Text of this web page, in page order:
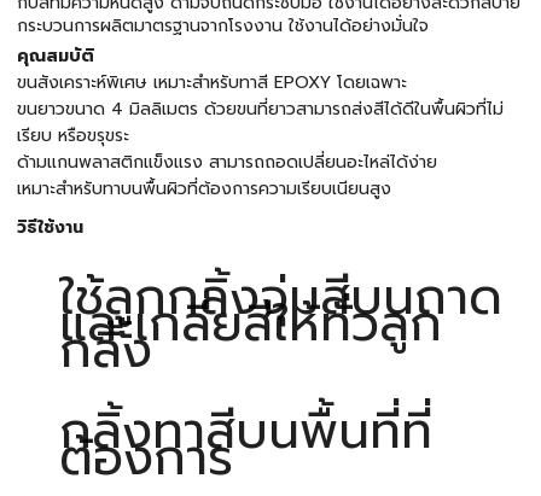
กระบวนการผลิตมาตรฐานจากโรงงาน ใช้งานได้อย่างมั่นใจ
คุณสมบัติ
ขนสังเคราะห์พิเศษ เหมาะสำหรับทาสี EPOXY โดยเฉพาะ
ขนยาวขนาด 4 มิลลิเมตร ด้วยขนที่ยาวสามารถส่งสีได้ดีในพื้นผิวที่ไม่
เรียบ หรือขรุขระ
ด้ามแกนพลาสติกแข็งแรง สามารถถอดเปลี่ยนอะไหล่ได้ง่าย
เหมาะสำหรับทาบนพื้นผิวที่ต้องการความเรียบเนียนสูง
วิธีใช้งาน
ใช้ลูกกลิ้งจุ่มสีบนถาด
และเกลี่ยสีให้ทั่วลูก
กลิ้ง
กลิ้งทาสีบนพื้นที่ที่
ต้องการ